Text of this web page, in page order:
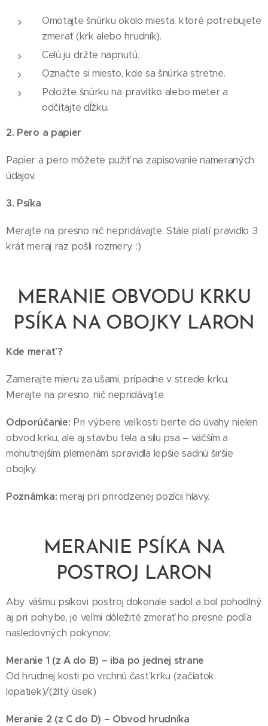
Omotajte šnúrku okolo miesta, ktoré potrebujete
zmerať (krk alebo hrudník).
Celú ju držte napnutú.
Označte si miesto, kde sa šnúrka stretne.
Položte šnúrku na pravítko alebo meter a
odčítajte dĺžku.
2. Pero a papier
Papier a pero môžete pužiť na zapisovanie nameraných
údajov.
3. Psíka
Merajte na presno nič nepridávajte. Stále platí pravidlo 3
krát meraj raz pošli rozmery. :)
MERANIE OBVODU KRKU
PSÍKA NA OBOJKY LARON
Kde merať ?
Zamerajte mieru za ušami, prípadne v strede krku.
Merajte na presno, nič nepridávajte.
Odporúčanie: Pri výbere veľkosti berte do úvahy nielen
obvod krku, ale aj stavbu tela a silu psa – väčším a
mohutnejším plemenám spravidla lepšie sadnú širšie
obojky.
Poznámka: meraj pri prirodzenej pozícii hlavy.
MERANIE PSÍKA NA
POSTROJ LARON
Aby vášmu psíkovi postroj dokonale sadol a bol pohodlný
aj pri pohybe, je veľmi dôležité zmerať ho presne podľa
nasledovných pokynov:
Meranie 1 (z A do B) – iba po jednej strane
Od hrudnej kosti po vrchnú časť krku (začiatok
lopatiek)/(žltý úsek)
Meranie 2 (z C do D) – Obvod hrudníka